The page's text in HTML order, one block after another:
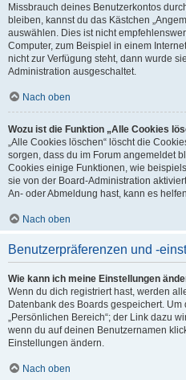
Missbrauch deines Benutzerkontos
bleiben, kannst du das Kästchen
auswählen. Dies ist nicht
Computer, zum Beispiel in einem
nicht zur Verfügung steht, dann wurde
Administration ausgeschaltet.
Nach oben
Wozu ist die Funktion „Alle Cookies
„Alle Cookies löschen“ löscht die
sorgen, dass du im Forum angemeldet
Cookies einige Funktionen, wie
sie von der Board-Administration
An- oder Abmeldung hast, kann es
Nach oben
Benutzerpräferenzen und -
Wie kann ich meine Einstellungen
Wenn du dich registriert hast, werden
Datenbank des Boards gespeichert.
„Persönlichen Bereich“; der Link dazu
wenn du auf deinen Benutzernamen
Einstellungen ändern.
Nach oben